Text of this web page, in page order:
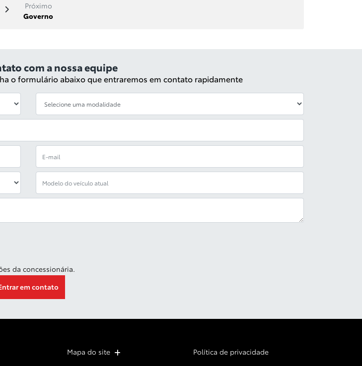
Próximo
Governo
com a nossa equipe
o formulário abaixo que entraremos em contato rapidamente
da concessionária.
em contato
Mapa do site Política de privacidade